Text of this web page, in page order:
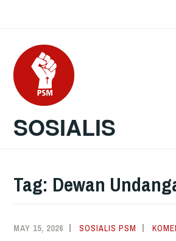
content
SOSIALIS
Tag: Dewan
MAY 15, 2026 SOSIALIS PSM